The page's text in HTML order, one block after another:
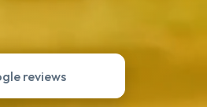
reviews